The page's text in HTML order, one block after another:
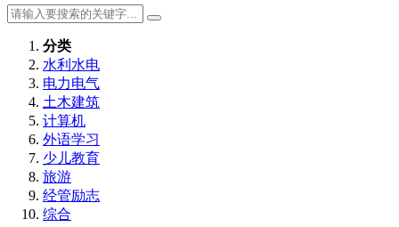
分类
水利水电
电力电气
土木建筑
计算机
外语学习
少儿教育
旅游
经管励志
综合